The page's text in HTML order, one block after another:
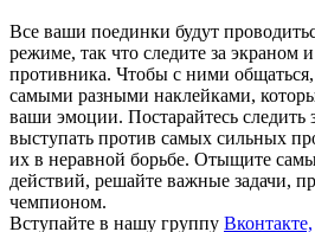
Все ваши поединки будут
режиме, так что следите за экраном
противника. Чтобы с ними общаться,
самыми разными наклейками,
ваши эмоции. Постарайтесь следить
выступать против самых сильных
их в неравной борьбе. Отыщите
действий, решайте важные задачи,
чемпионом.
Вступайте в нашу группу Вконтакте,